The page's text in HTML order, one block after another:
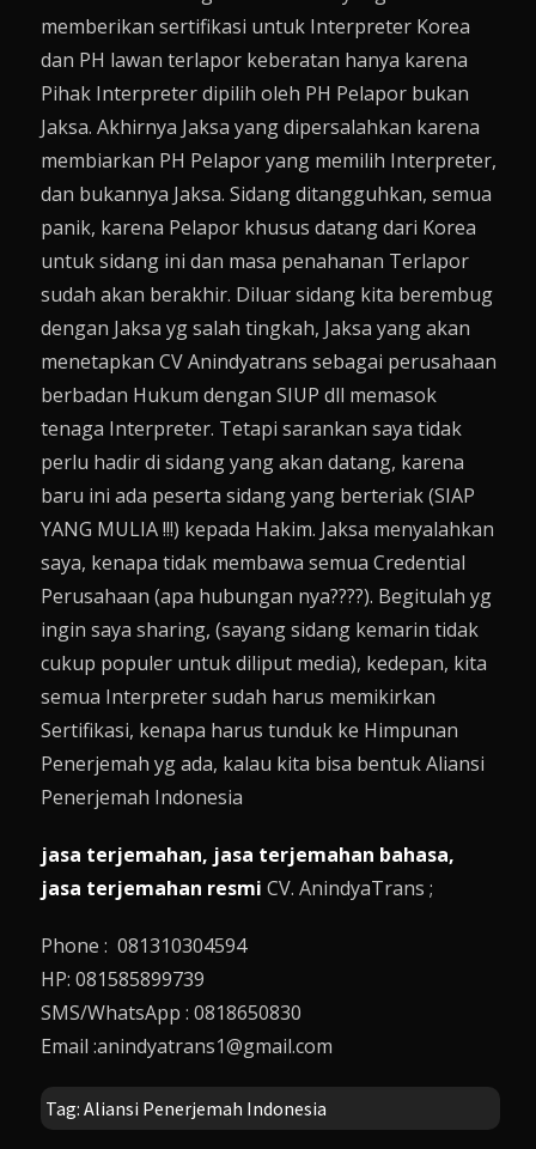
memberikan sertifikasi untuk Interpreter Korea
dan PH lawan terlapor keberatan hanya karena
Pihak Interpreter dipilih oleh PH Pelapor bukan
Jaksa. Akhirnya Jaksa yang dipersalahkan karena
membiarkan PH Pelapor yang memilih Interpreter,
dan bukannya Jaksa. Sidang ditangguhkan, semua
panik, karena Pelapor khusus datang dari Korea
untuk sidang ini dan masa penahanan Terlapor
sudah akan berakhir. Diluar sidang kita berembug
dengan Jaksa yg salah tingkah, Jaksa yang akan
menetapkan CV Anindyatrans sebagai perusahaan
berbadan Hukum dengan SIUP dll memasok
tenaga Interpreter. Tetapi sarankan saya tidak
perlu hadir di sidang yang akan datang, karena
baru ini ada peserta sidang yang berteriak (SIAP
YANG MULIA !!!) kepada Hakim. Jaksa menyalahkan
saya, kenapa tidak membawa semua Credential
Perusahaan (apa hubungan nya????). Begitulah yg
ingin saya sharing, (sayang sidang kemarin tidak
cukup populer untuk diliput media), kedepan, kita
semua Interpreter sudah harus memikirkan
Sertifikasi, kenapa harus tunduk ke Himpunan
Penerjemah yg ada, kalau kita bisa bentuk Aliansi
Penerjemah Indonesia
jasa terjemahan, jasa terjemahan bahasa,
jasa terjemahan resmi CV. AnindyaTrans ;
Phone : 081310304594
HP: 081585899739
SMS/WhatsApp : 0818650830
Email :anindyatrans1@gmail.com
Tag:Aliansi Penerjemah Indonesia